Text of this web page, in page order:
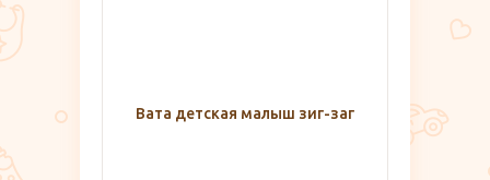
Вата детская малыш зиг-заг